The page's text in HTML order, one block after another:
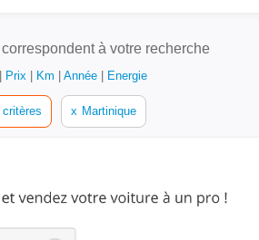
correspondent à votre recherche
Prix Km Année Energie
x Martinique